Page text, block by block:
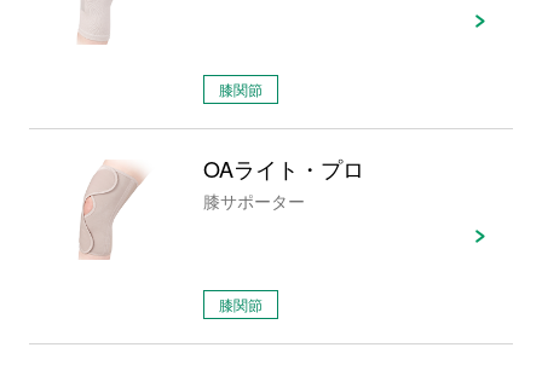
膝関節
OAライト・プロ
膝サポーター
膝関節